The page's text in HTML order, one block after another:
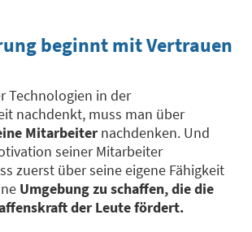
beginnt mit Vertrauen
Technologien in der
nachdenkt, muss man über
Mitarbeiter nachdenken. Und
seiner Mitarbeiter
zuerst über seine eigene Fähigkeit
Umgebung zu schaffen, die die
der Leute fördert.